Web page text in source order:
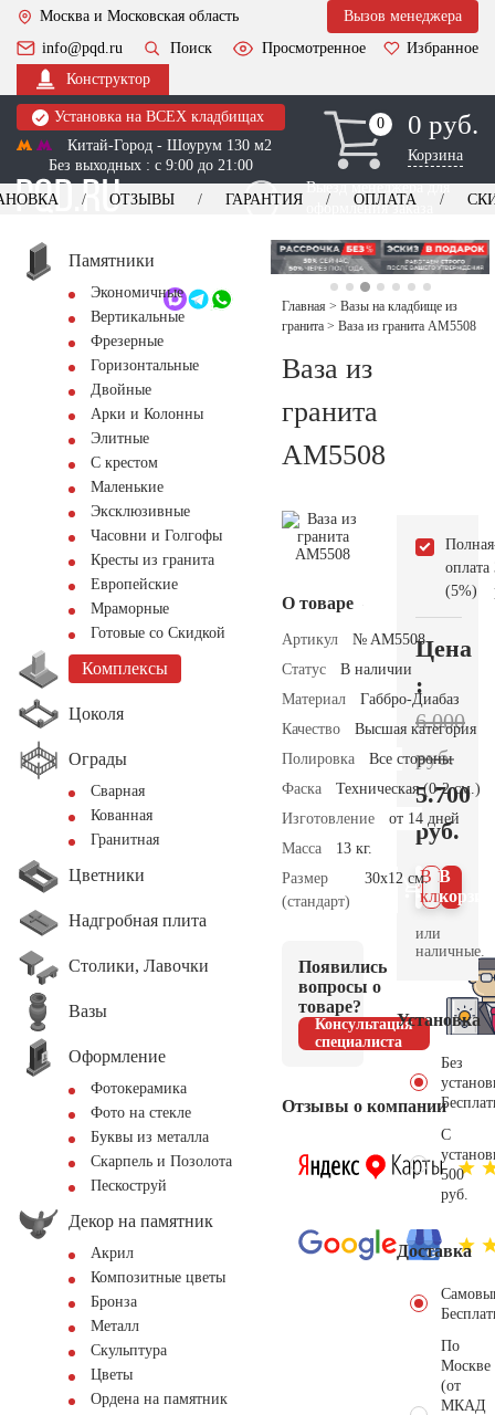
Москва и Московская область
Вызов менеджера
info@pqd.ru
Поиск Просмотренное
Избранное
Конструктор
Установка на ВСЕХ кладбищах
Китай-Город - Шоурум 130 м2
Без выходных : с 9:00 до 21:00
0
0 0 руб.
Корзина
Выезд менеджера для
оформления заказа
+7 (495) 518-44-23
Обратный звонок
ОТЗЫВЫ ГАРАНТИЯ ОПЛАТА
Памятники
Экономичные
Вертикальные
Фрезерные
Горизонтальные
Двойные
Арки и Колонны
Элитные
С крестом
Маленькие
Эксклюзивные
Часовни и Голгофы
Кресты из гранита
Европейские
Мраморные
Готовые со Скидкой
Комплексы
Цоколя
Ограды
Сварная
Кованная
Гранитная
Цветники
Надгробная плита
Столики, Лавочки
Вазы
Оформление
Фотокерамика
Фото на стекле
Буквы из металла
Скарпель и Позолота
Пескоструй
Декор на памятник
Акрил
Композитные цветы
Бронза
Металл
Скульптура
Цветы
Ордена на памятник
Главная > Вазы на кладбище из
гранита > Ваза из гранита AM5508
Ваза из
гранита
AM5508
О товаре
Артикул
№ AM5508
Статус
В наличии
Материал
Габбро-Диабаз
Качество
Высшая категория
Полировка
Все стороны
Фаска
Техническая (0-2 см.)
Изготовление
от 14 дней
Масса
13 кг.
Размер
(стандарт)
30х12 см.
Появились
вопросы о
товаре?
Консультация
специалиста
Отзывы о компании
Полная
оплата
(5%)
Цена
:
6.000
руб.
5.700
руб.
В
В 1
клик
или
наличные.
Установка
Без
С
500
руб.
Доставка
По
Москве
(от
МКАД